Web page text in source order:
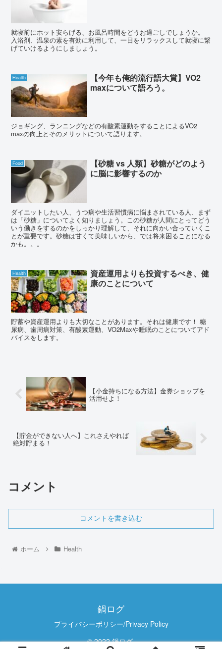
就寝前にホット安らげる、お風呂時間をどうお過ごしでしょうか。
入浴剤、温泉の素を有効に利用して、一日をリラックスして就寝に繋
げていけるようにしましょう。
Health
【今年も俺的流行語大賞】VO2
maxについて語ろう。
ジョギング、ランニングなどの有酸素運動をすることによるVO2
maxの向上とそのメリットについて語ります。
Food
【砂糖 vs 人類】砂糖がどのよう
に脳に影響するのか
ダイエットしたい人、うつ病や生活習慣病に悩まされている人、まず
は「砂糖」についてよく知りましょう。この砂糖が人間にとってどう
いう働きをするのかをしっかり理解して、それに向かい合っていくこ
とが重要です。砂糖は甘くて美味しいから、では将来困ることになる
かも。。。
Health
資産運用よりも投資するべき、健
康のことについて
貯蓄や資産運用よりも大切なことがあります。それは健康です！ 糖
尿病、歯周病対策、有酸素運動、VO2Maxや睡眠のことについてアド
バイスをします。
【小金持ちになる方法】金券ショップを
活用せよ！
【貯金ができない人へ】これさえやれば
絶対貯まる！
コメント
コメントを書き込む
ホーム Health
鍋ログ
プライバシーポリシー/Privacy Policy
© 2022 鍋ログ.